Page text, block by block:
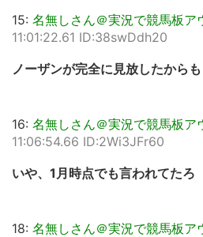
15: 名無しさん＠実況で競馬板ア
11:01:22.61 ID:38swDdh20
ノーザンが完全に見放したから
16: 名無しさん＠実況で競馬板ア
11:06:54.66 ID:2Wi3JFr60
いや、1月時点でも言われてたろ
18: 名無しさん＠実況で競馬板ア